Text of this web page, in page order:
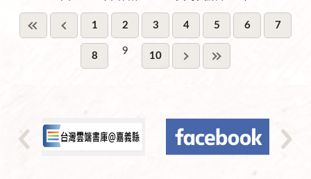
1 2 3 4 5 6 7
8 9 10